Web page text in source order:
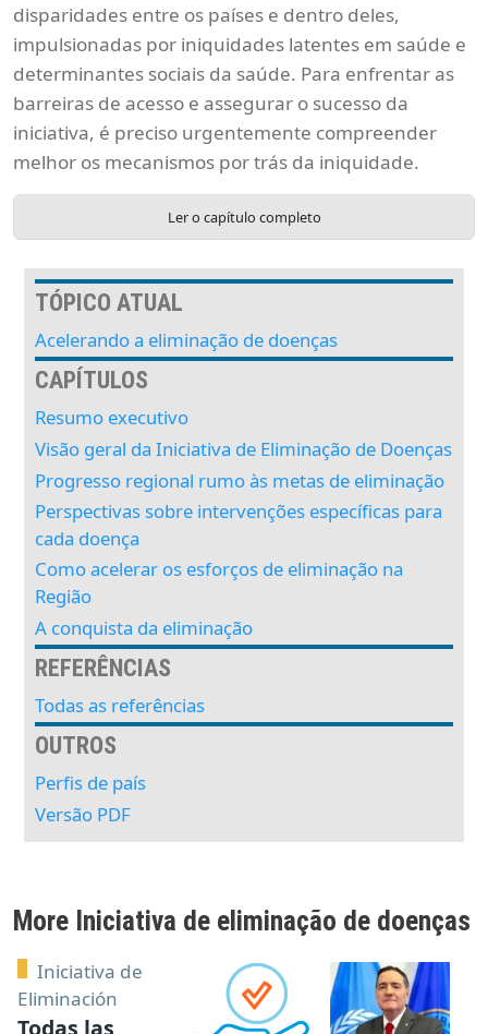
disparidades entre os países e dentro deles,
impulsionadas por iniquidades latentes em saúde e
determinantes sociais da saúde. Para enfrentar as
barreiras de acesso e assegurar o sucesso da
iniciativa, é preciso urgentemente compreender
melhor os mecanismos por trás da iniquidade.
Ler o capítulo completo
TÓPICO ATUAL
Acelerando a eliminação de doenças
CAPÍTULOS
Resumo executivo
Visão geral da Iniciativa de Eliminação de Doenças
Progresso regional rumo às metas de eliminação
Perspectivas sobre intervenções específicas para
cada doença
Como acelerar os esforços de eliminação na
Região
A conquista da eliminação
REFERÊNCIAS
Todas as referências
OUTROS
Perfis de país
Versão PDF
More Iniciativa de eliminação de doenças
Iniciativa de
Eliminación
Todas las